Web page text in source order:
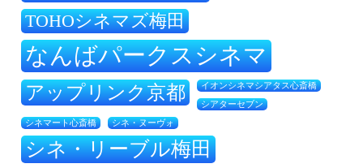
TOHOシネマズ梅田
なんばパークスシネマ
アップリンク京都 イオンシネマシアタス心斎橋
シアターセブン
シネマート心斎橋 シネ・ヌーヴォ
シネ・リーブル梅田